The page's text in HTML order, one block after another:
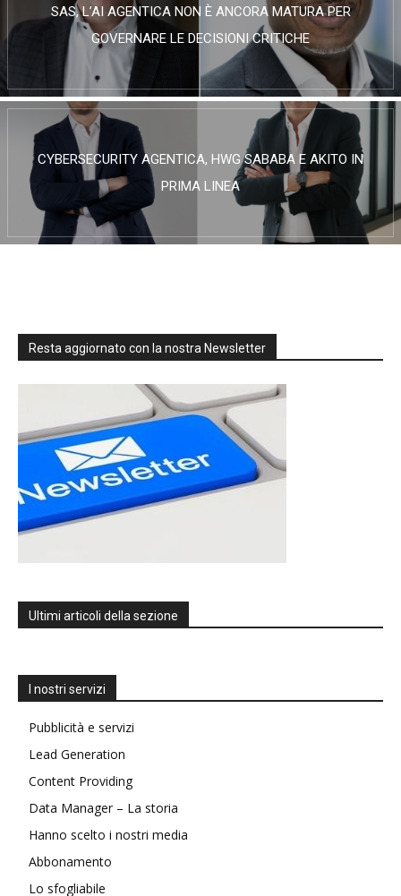
SAS, L’AI AGENTICA NON È ANCORA MATURA PER
GOVERNARE LE DECISIONI CRITICHE
CYBERSECURITY AGENTICA, HWG SABABA E AKITO IN
PRIMA LINEA
Resta aggiornato con la nostra Newsletter
Ultimi articoli della sezione
I nostri servizi
Pubblicità e servizi
Lead Generation
Content Providing
Data Manager – La storia
Hanno scelto i nostri media
Abbonamento
Lo sfogliabile